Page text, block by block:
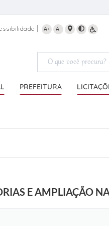
A+ A-
PREFEITURA
E AMPLIAÇÃO